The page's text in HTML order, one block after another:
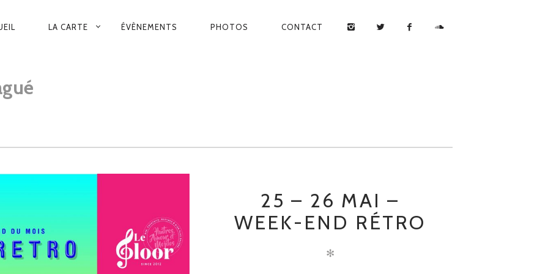
LA CARTE ÉVÈNEMENTS PHOTOS CONTACT
25 – 26 MAI –
WEEK-END RÉTRO
✻